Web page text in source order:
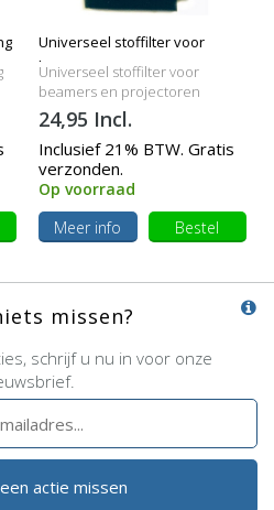
Universeel stoffilter voor
beamers
Universeel stoffilter voor
beamers en projectoren
24,95 Incl.
Inclusief 21% BTW. Gratis
verzonden.
Op voorraad
Meer info
Bestel
missen?
schrijf u nu in voor onze
actie missen